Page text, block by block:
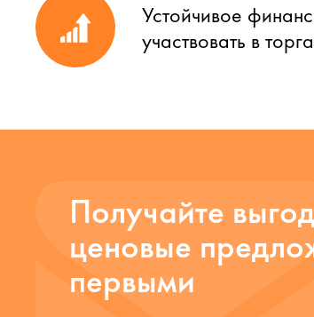
Устойчивое
участвовать в
Получайте
ценовые
первыми